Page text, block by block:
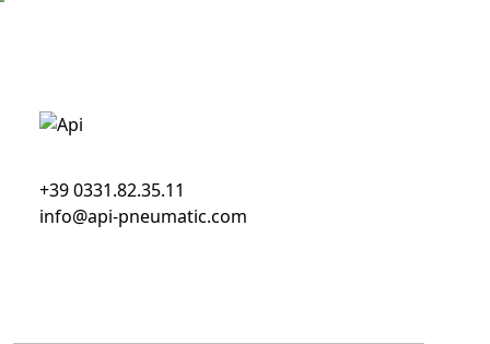
+39 0331.82.35.11
info@api-pneumatic.com